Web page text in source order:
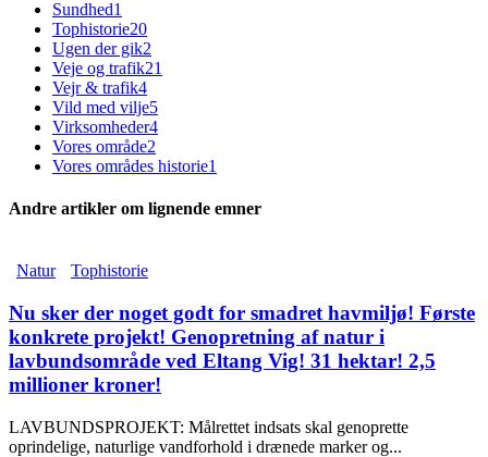
Sundhed1
Tophistorie20
Ugen der gik2
Veje og trafik21
Vejr & trafik4
Vild med vilje5
Virksomheder4
Vores område2
Vores områdes historie1
Andre artikler om lignende emner
Natur Tophistorie
Nu sker der noget godt for smadret havmiljø! Første
konkrete projekt! Genopretning af natur i
lavbundsområde ved Eltang Vig! 31 hektar! 2,5
millioner kroner!
LAVBUNDSPROJEKT: Målrettet indsats skal genoprette
oprindelige, naturlige vandforhold i drænede marker og...